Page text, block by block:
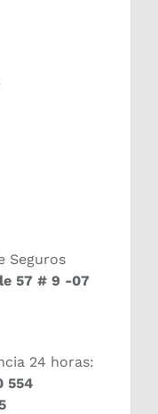
Seguros
57 # 9 -07
24 horas:
554